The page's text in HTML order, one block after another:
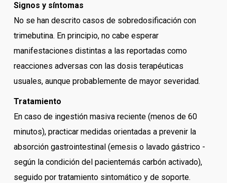
Signos y síntomas
No se han descrito casos de sobredosificación con
trimebutina. En principio, no cabe esperar
manifestaciones distintas a las reportadas como
reacciones adversas con las dosis terapéuticas
usuales, aunque probablemente de mayor severidad.
Tratamiento
En caso de ingestión masiva reciente (menos de 60
minutos), practicar medidas orientadas a prevenir la
absorción gastrointestinal (emesis o lavado gástrico -
según la condición del pacientemás carbón activado),
seguido por tratamiento sintomático y de soporte.